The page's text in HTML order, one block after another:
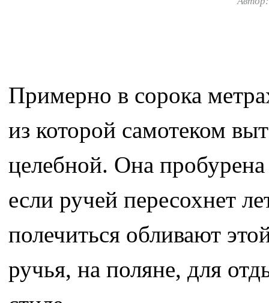
Примерно в сорока
из которой самотеком
целебной. Она пробурена
если ручей пересохнет
полечиться обливают
ручья, на поляне, для